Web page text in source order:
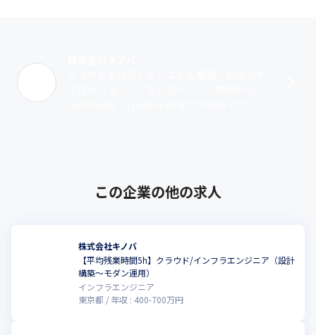
が可能〜
サーバプラットフォーム、ネットワークやセキュリティ、構築後
の保守サポートなど、お客様のご要望に幅広く対応いたします。
■Webアプリケーション脆弱性診断サービス
Webアプリケーションのセキュリティ対策を効率化する
診断し、DevSecOpsを支援するサービスです。
開発スピードが重視される現代において、セキュリティチェック
は後回しにされがちです。しかし、脆弱性の放置はリスクにつな
従来の診断方法では時間やコストがかかり、専門知識も必要でし
この企業の他の求人
株式会社キノバ
【平均残業時間5h】クラウド/インフラエンジニア（設計
構築〜モダン運用）
インフラエンジニア
東京都
年収 : 400-700万円